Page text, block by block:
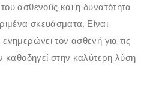
ασθενούς και η δυνατότητα
σκευάσματα. Είναι
τον ασθενή για τις
καθοδηγεί στην καλύτερη λύση